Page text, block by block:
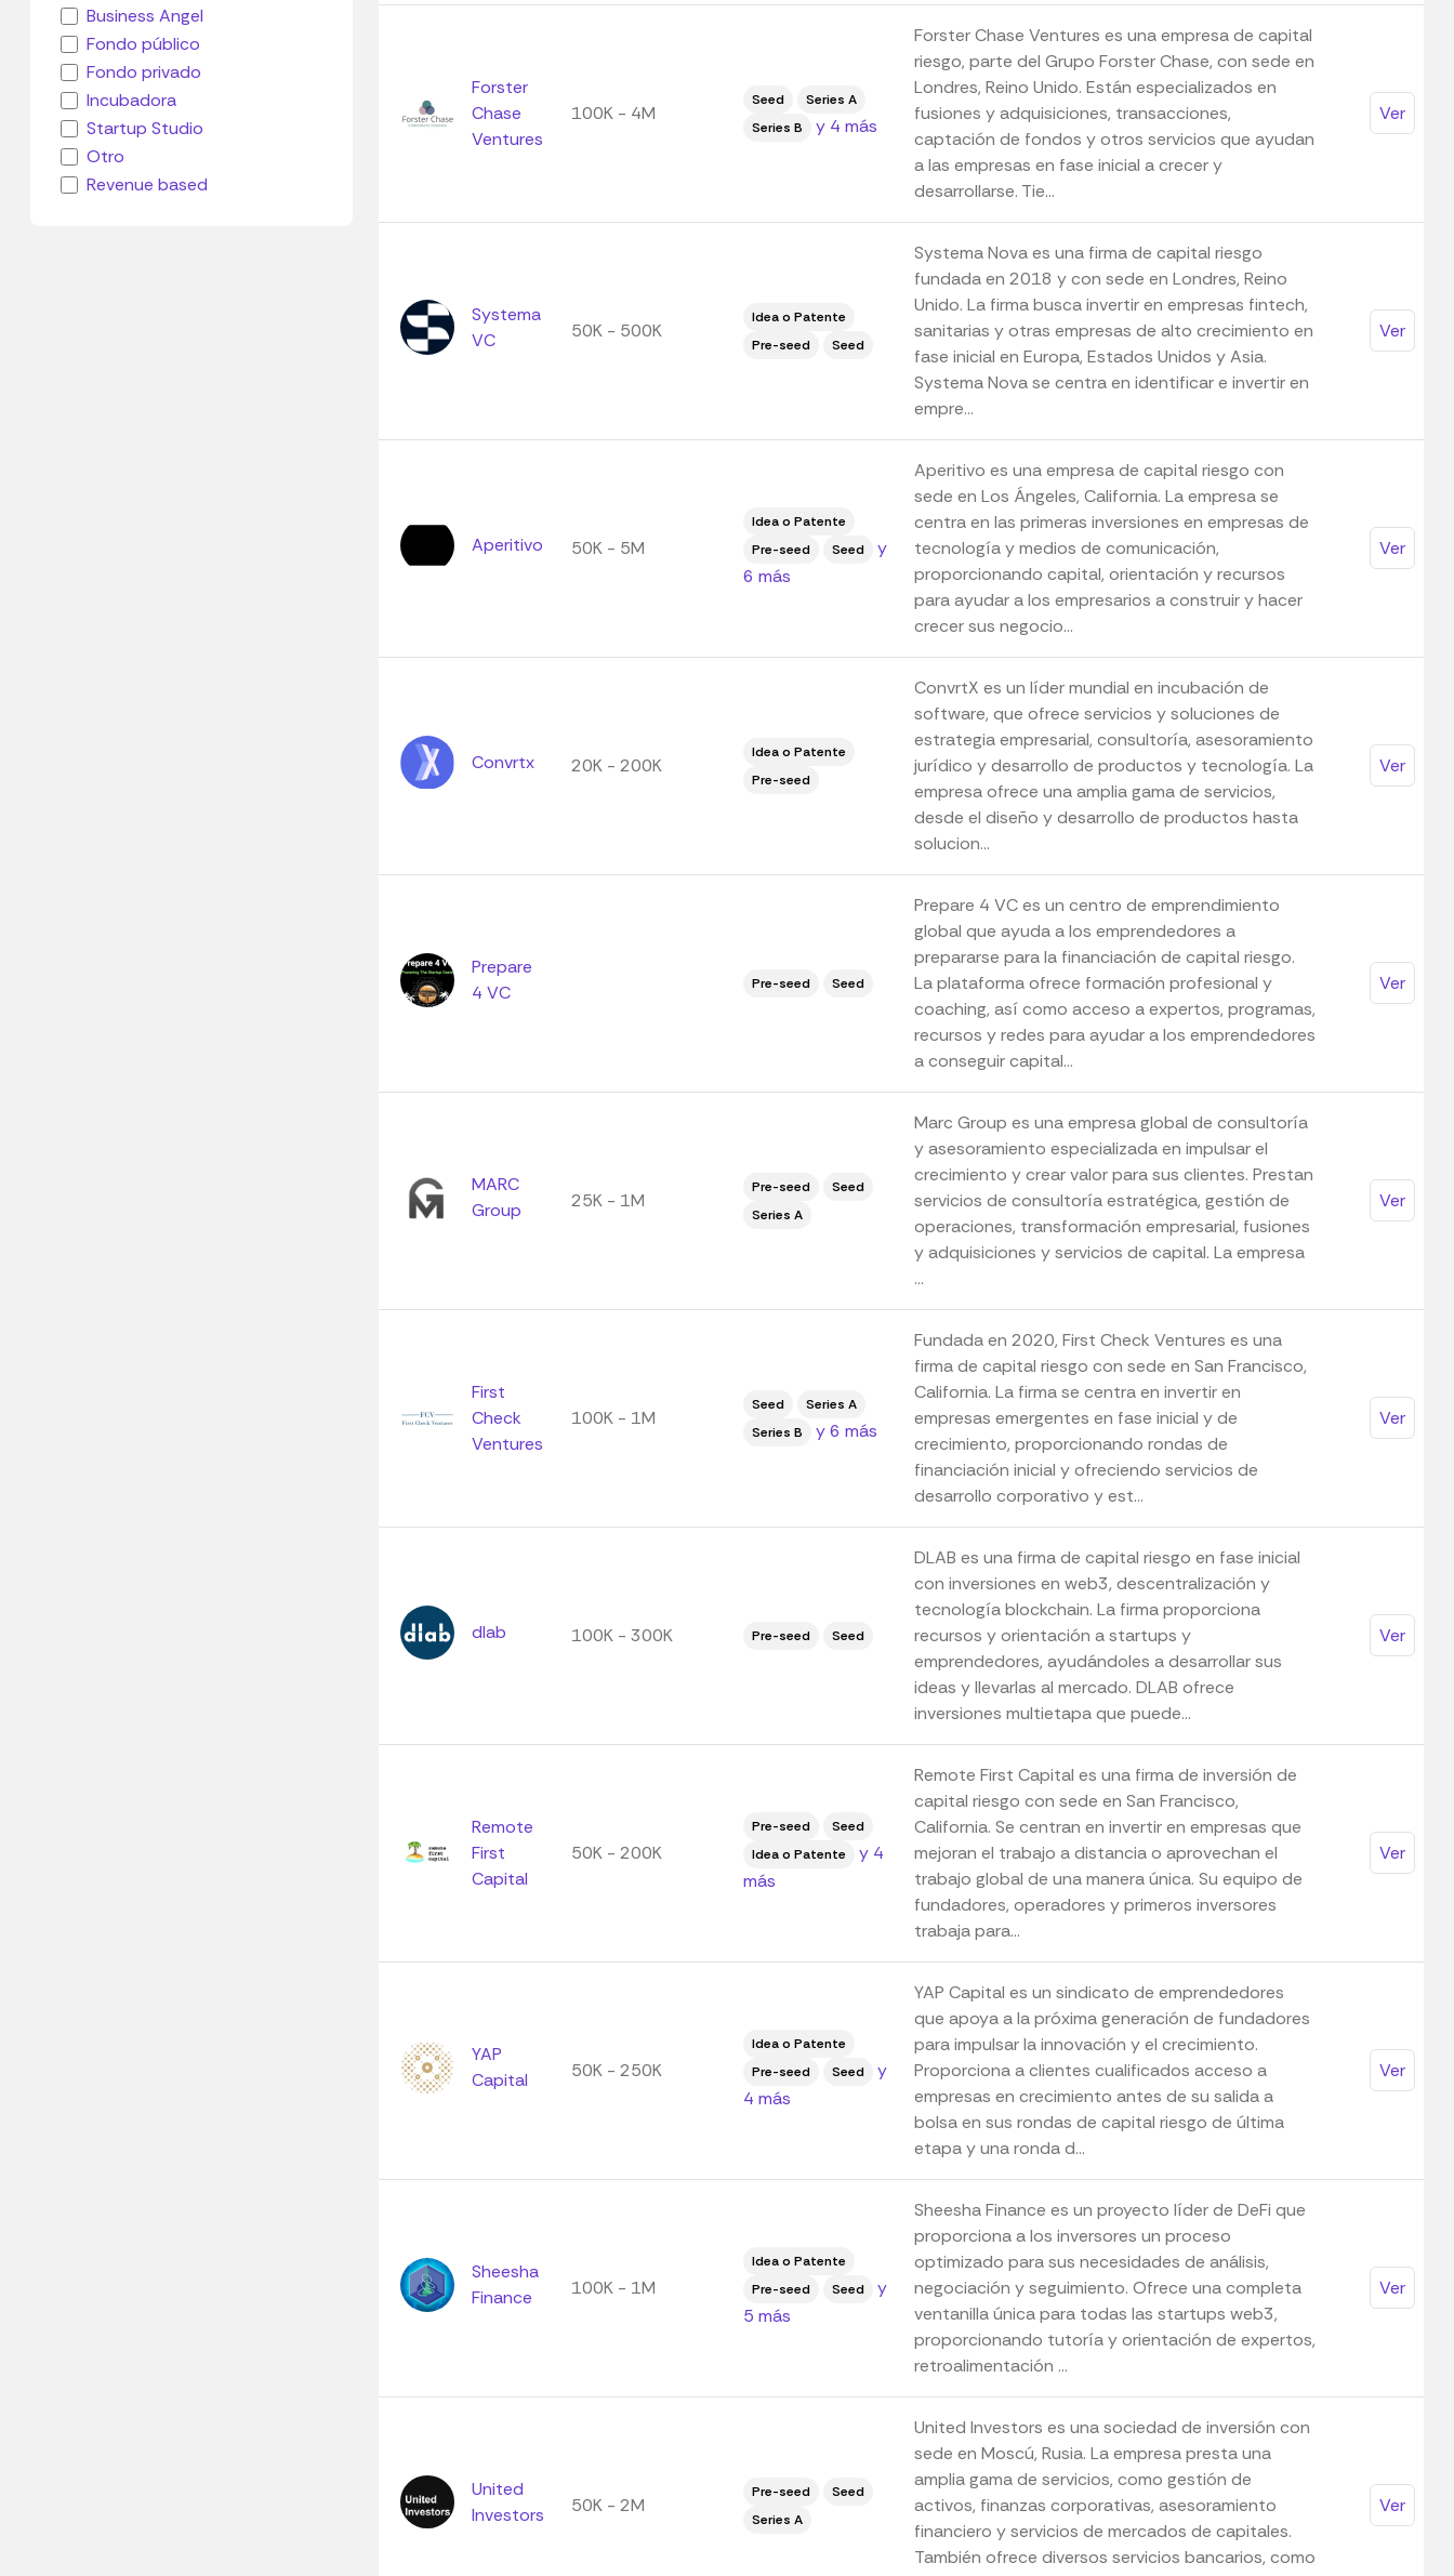
Business Angel
Fondo público
Fondo privado
Incubadora
Startup Studio
Otro
Revenue based
Forster
Chase
Ventures
100K - 4M
Seed
Series A
Series B
y 4 más
Forster Chase Ventures es una empresa de capital
riesgo, parte del Grupo Forster Chase, con sede en
Londres, Reino Unido. Están especializados en
fusiones y adquisiciones, transacciones,
captación de fondos y otros servicios que ayudan
a las empresas en fase inicial a crecer y
desarrollarse. Tie...
Ver
Systema
VC
50K - 500K
Idea o Patente
Pre-seed
Seed
Systema Nova es una firma de capital riesgo
fundada en 2018 y con sede en Londres, Reino
Unido. La firma busca invertir en empresas fintech,
sanitarias y otras empresas de alto crecimiento en
fase inicial en Europa, Estados Unidos y Asia.
Systema Nova se centra en identificar e invertir en
empre...
Ver
Aperitivo 50K - 5M
Idea o Patente
Pre-seed
Seed
y
6 más
Aperitivo es una empresa de capital riesgo con
sede en Los Ángeles, California. La empresa se
centra en las primeras inversiones en empresas de
tecnología y medios de comunicación,
proporcionando capital, orientación y recursos
para ayudar a los empresarios a construir y hacer
crecer sus negocio...
Ver
Convrtx 20K - 200K
Idea o Patente
Pre-seed
ConvrtX es un líder mundial en incubación de
software, que ofrece servicios y soluciones de
estrategia empresarial, consultoría, asesoramiento
jurídico y desarrollo de productos y tecnología. La
empresa ofrece una amplia gama de servicios,
desde el diseño y desarrollo de productos hasta
solucion...
Ver
Prepare
4 VC
Pre-seed Seed
Prepare 4 VC es un centro de emprendimiento
global que ayuda a los emprendedores a
prepararse para la financiación de capital riesgo.
La plataforma ofrece formación profesional y
coaching, así como acceso a expertos, programas,
recursos y redes para ayudar a los emprendedores
a conseguir capital...
Ver
MARC
Group
25K - 1M
Pre-seed
Seed
Series A
Marc Group es una empresa global de consultoría
y asesoramiento especializada en impulsar el
crecimiento y crear valor para sus clientes. Prestan
servicios de consultoría estratégica, gestión de
operaciones, transformación empresarial, fusiones
y adquisiciones y servicios de capital. La empresa
...
Ver
First
Check
Ventures
100K - 1M
Seed
Series A
Series B
y 6 más
Fundada en 2020, First Check Ventures es una
firma de capital riesgo con sede en San Francisco,
California. La firma se centra en invertir en
empresas emergentes en fase inicial y de
crecimiento, proporcionando rondas de
financiación inicial y ofreciendo servicios de
desarrollo corporativo y est...
Ver
dlab 100K - 300K Pre-seed Seed
DLAB es una firma de capital riesgo en fase inicial
con inversiones en web3, descentralización y
tecnología blockchain. La firma proporciona
recursos y orientación a startups y
emprendedores, ayudándoles a desarrollar sus
ideas y llevarlas al mercado. DLAB ofrece
inversiones multietapa que puede...
Ver
Remote
First
Capital
50K - 200K
Pre-seed
Seed
Idea o Patente
y 4
más
Remote First Capital es una firma de inversión de
capital riesgo con sede en San Francisco,
California. Se centran en invertir en empresas que
mejoran el trabajo a distancia o aprovechan el
trabajo global de una manera única. Su equipo de
fundadores, operadores y primeros inversores
trabaja para...
Ver
YAP
Capital
50K - 250K
Idea o Patente
Pre-seed
Seed
y
4 más
YAP Capital es un sindicato de emprendedores
que apoya a la próxima generación de fundadores
para impulsar la innovación y el crecimiento.
Proporciona a clientes cualificados acceso a
empresas en crecimiento antes de su salida a
bolsa en sus rondas de capital riesgo de última
etapa y una ronda d...
Ver
Sheesha
Finance
100K - 1M
Idea o Patente
Pre-seed
Seed
y
5 más
Sheesha Finance es un proyecto líder de DeFi que
proporciona a los inversores un proceso
optimizado para sus necesidades de análisis,
negociación y seguimiento. Ofrece una completa
ventanilla única para todas las startups web3,
proporcionando tutoría y orientación de expertos,
retroalimentación ...
Ver
United
Investors
50K - 2M
Pre-seed
Seed
Series A
United Investors es una sociedad de inversión con
sede en Moscú, Rusia. La empresa presta una
amplia gama de servicios, como gestión de
activos, finanzas corporativas, asesoramiento
financiero y servicios de mercados de capitales.
También ofrece diversos servicios bancarios, como
Ver